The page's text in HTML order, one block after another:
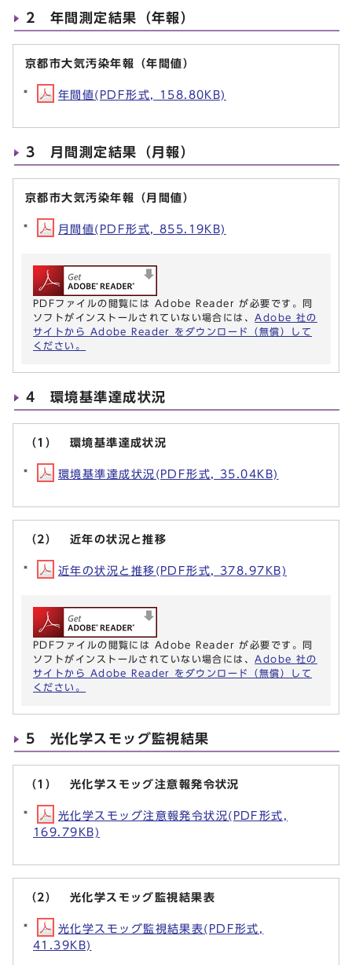
2 年間測定結果（年報）
京都市大気汚染年報（年間値）
年間値(PDF形式, 158.80KB)
3 月間測定結果（月報）
京都市大気汚染年報（月間値）
月間値(PDF形式, 855.19KB)
PDFファイルの閲覧には Adobe Reader が必要です。同
ソフトがインストールされていない場合には、 Adobe 社の
サイトから Adobe Reader をダウンロード（無償）して
ください。
4 環境基準達成状況
（1） 環境基準達成状況
環境基準達成状況(PDF形式, 35.04KB)
（2） 近年の状況と推移
近年の状況と推移(PDF形式, 378.97KB)
PDFファイルの閲覧には Adobe Reader が必要です。同
ソフトがインストールされていない場合には、 Adobe 社の
サイトから Adobe Reader をダウンロード（無償）して
ください。
5 光化学スモッグ監視結果
（1） 光化学スモッグ注意報発令状況
光化学スモッグ注意報発令状況(PDF形式,
169.79KB)
（2） 光化学スモッグ監視結果表
光化学スモッグ監視結果表(PDF形式,
41.39KB)